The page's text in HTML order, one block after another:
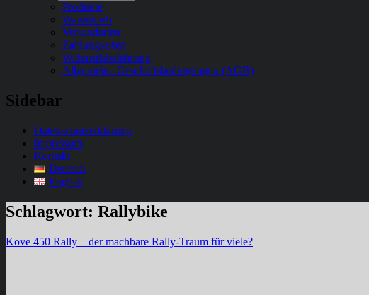
Produkte
Warenkorb
Versandarten
Zahlungsarten
Widerrufsbelehrung
Allgemeine Geschäftsbedingungen (AGB)
Sidebar
Datenschutzerklärung
Impressum
Kontakt
Deutsch
English
Schlagwort: Rallybike
Kove 450 Rally – der machbare Rally-Traum für viele?